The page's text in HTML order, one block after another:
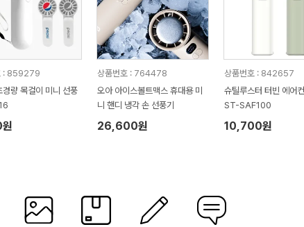
: 859279
경량 목걸이 미니 선풍
상품번호 : 764478
오아 아이스볼트맥스 휴대용 미
니 핸디 냉각 손 선풍기
26,600원
상품번호 : 842657
슈틸루스터 터빈 에어
ST-SAF100
10,700원